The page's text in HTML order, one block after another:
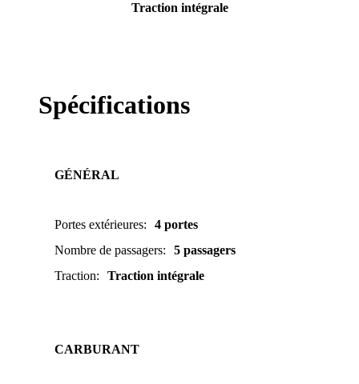
Traction intégrale
Spécifications
GÉNÉRAL
Portes extérieures:
4 portes
Nombre de passagers:
5 passagers
Traction: Traction intégrale
CARBURANT